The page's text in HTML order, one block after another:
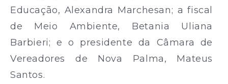
Educação, Alexandra Marchesan; a fiscal
de Meio Ambiente, Betania Uliana
Barbieri; e o presidente da Câmara de
Vereadores de Nova Palma, Mateus
Santos.